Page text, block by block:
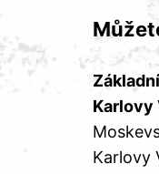
Karlovy
Karlovy